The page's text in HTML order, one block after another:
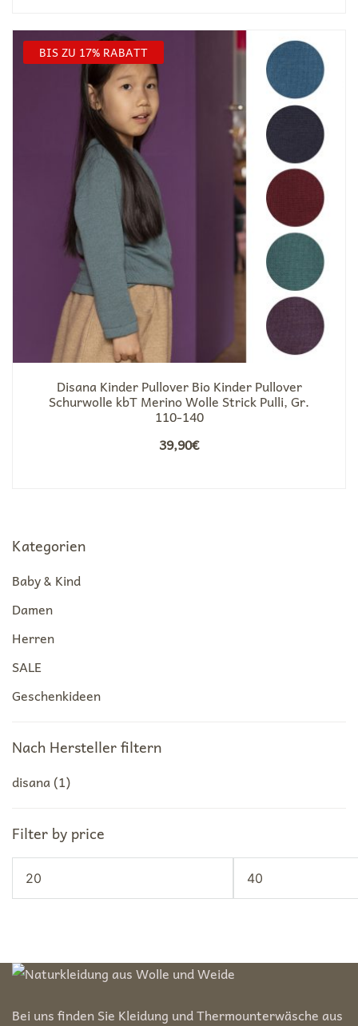
BIS ZU 17% RABATT
Disana Kinder Pullover Bio Kinder Pullover
Schurwolle kbT Merino Wolle Strick Pulli, Gr.
110-140
39,90€
Kategorien
Baby & Kind
Damen
Herren
SALE
Geschenkideen
Nach Hersteller filtern
disana (1)
Filter by price
Min.
Preis
Max.
Preis
Bei uns finden Sie Kleidung und Thermounterwäsche aus